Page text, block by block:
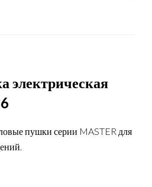
электрическая
пушки серии MASTER для